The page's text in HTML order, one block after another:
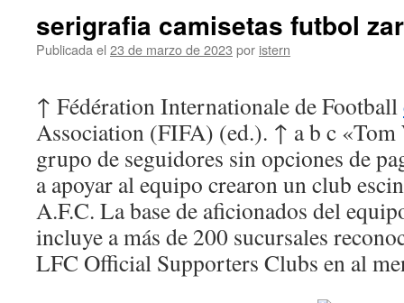
serigrafia camisetas futbol
Publicada el 23 de marzo de 2023 por istern
↑ Fédération Internationale de Football
Association (FIFA) (ed.). ↑ a b c «Tom
grupo de seguidores sin opciones de
a apoyar al equipo crearon un club
A.F.C. La base de aficionados del
incluye a más de 200 sucursales
LFC Official Supporters Clubs en al